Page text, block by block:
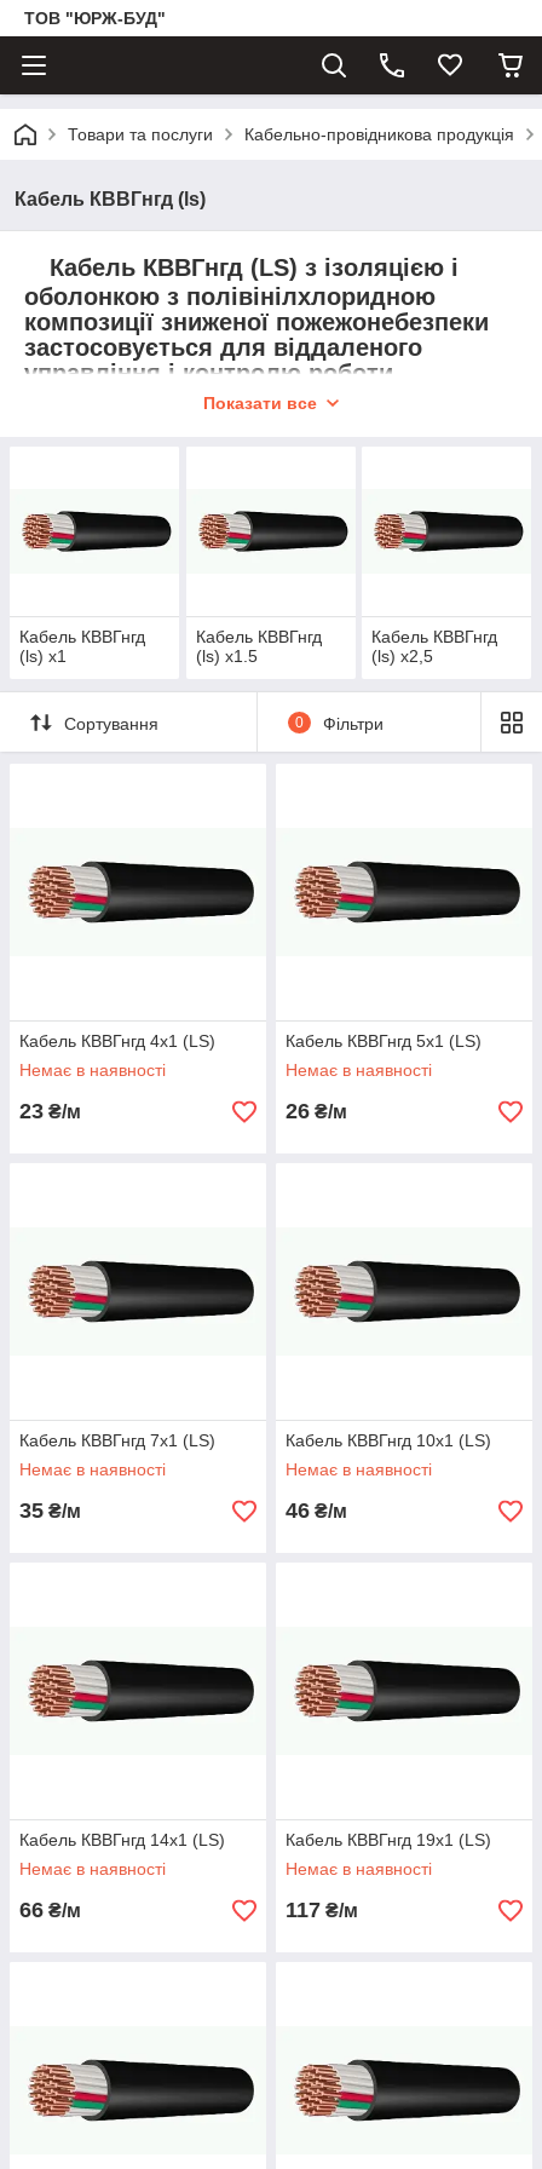
ТОВ "ЮРЖ-БУД"
Товари та послуги Кабельно-провідникова продукція
Кабель КВВГнгд (ls)
Кабель КВВГнгд (LS) з ізоляцією і
оболонкою з полівінілхлоридною
композиції зниженої пожежонебезпеки
застосовується для віддаленого
управління і контролю роботи
електричних апаратів, машин і
кабелю КВВГнгд (LS) можливий як на
відкритому повітрі, так і в умовах
газовиділення Low Smoke.
Показати все
Кабель КВВГнгд
(ls) х1
Кабель КВВГнгд
(ls) х1.5
Кабель КВВГнгд
(ls) х2,5
Сортування 0 Фільтри
Кабель КВВГнгд 4х1 (LS)
Немає в наявності
23 ₴/м
Кабель КВВГнгд 5х1 (LS)
Немає в наявності
26 ₴/м
Кабель КВВГнгд 7х1 (LS)
Немає в наявності
35 ₴/м
Кабель КВВГнгд 10х1 (LS)
Немає в наявності
46 ₴/м
Кабель КВВГнгд 14х1 (LS)
Немає в наявності
66 ₴/м
Кабель КВВГнгд 19х1 (LS)
Немає в наявності
117 ₴/м